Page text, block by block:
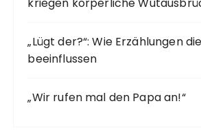
„Lügt der?“: Wie Erzählungen
beeinflussen
„Wir rufen mal den Papa an!“